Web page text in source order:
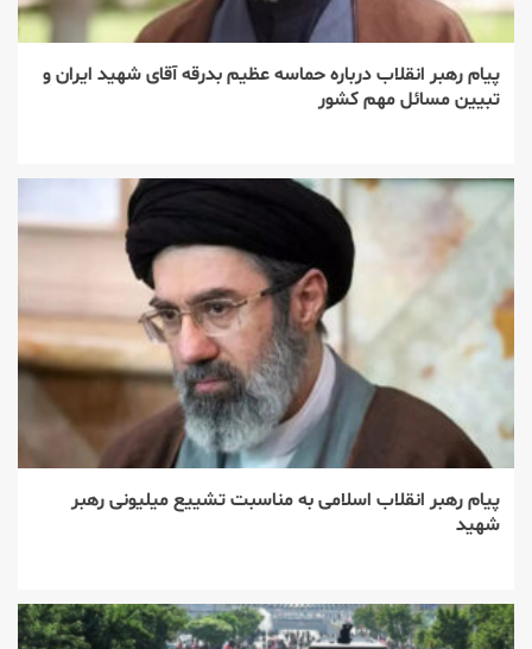
پیام رهبر انقلاب درباره حماسه عظیم بدرقه آقای شهید ایران و
تبیین مسائل مهم کشور
پیام رهبر انقلاب اسلامی به مناسبت تشییع میلیونی رهبر
شهید